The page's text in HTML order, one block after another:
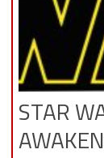
STAR